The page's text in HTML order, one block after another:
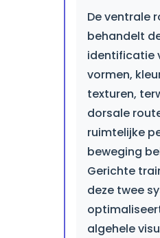
De ventrale
behandelt
identificatie
vormen,
texturen,
dorsale
ruimtelijke
beweging
Gerichte
deze twee
algehele